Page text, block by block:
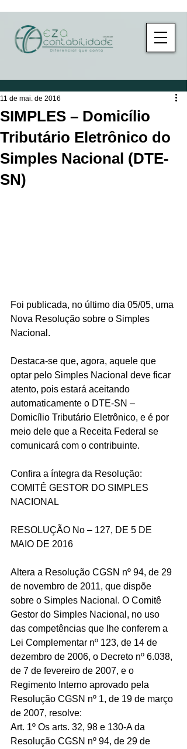
SIMPLES – Domicílio
Tributário Eletrônico do
Simples Nacional (DTE-
SN)
11 de mai. de 2016
Foi publicada, no último dia 05/05, uma
Nova Resolução sobre o Simples
Nacional.
Destaca-se que, agora, aquele que
optar pelo Simples Nacional deve ficar
atento, pois estará aceitando
automaticamente o DTE-SN –
Domicílio Tributário Eletrônico, e é por
meio dele que a Receita Federal se
comunicará com o contribuinte.
Confira a íntegra da Resolução:
COMITÊ GESTOR DO SIMPLES
NACIONAL
RESOLUÇÃO No – 127, DE 5 DE
MAIO DE 2016
Altera a Resolução CGSN nº 94, de 29
de novembro de 2011, que dispõe
sobre o Simples Nacional. O Comitê
Gestor do Simples Nacional, no uso
das competências que lhe conferem a
Lei Complementar nº 123, de 14 de
dezembro de 2006, o Decreto nº 6.038,
de 7 de fevereiro de 2007, e o
Regimento Interno aprovado pela
Resolução CGSN nº 1, de 19 de março
de 2007, resolve:
Art. 1º Os arts. 32, 98 e 130-A da
Resolução CGSN nº 94, de 29 de